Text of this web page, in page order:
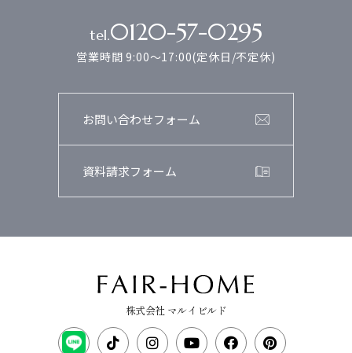
tel.0120-57-0295
営業時間 9:00～17:00(定休日/不定休)
お問い合わせフォーム
資料請求フォーム
株式会社 マルイビルド